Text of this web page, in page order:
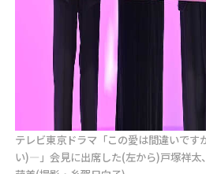
テレビ東京ドラマ「この愛は間違いで
い)―」会見に出席した(左から)戸塚祥太